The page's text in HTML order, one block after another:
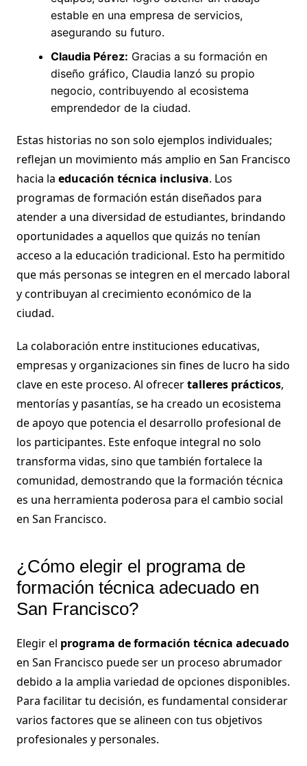
estable en una empresa de servicios,
asegurando su futuro.
Claudia Pérez: Gracias a su formación en
diseño gráfico, Claudia lanzó su propio
negocio, contribuyendo al ecosistema
emprendedor de la ciudad.
Estas historias no son solo ejemplos individuales;
reflejan un movimiento más amplio en San Francisco
hacia la educación técnica inclusiva. Los
programas de formación están diseñados para
atender a una diversidad de estudiantes, brindando
oportunidades a aquellos que quizás no tenían
acceso a la educación tradicional. Esto ha permitido
que más personas se integren en el mercado laboral
y contribuyan al crecimiento económico de la
ciudad.
La colaboración entre instituciones educativas,
empresas y organizaciones sin fines de lucro ha sido
clave en este proceso. Al ofrecertalleres prácticos,
mentorías y pasantías, se ha creado un ecosistema
de apoyo que potencia el desarrollo profesional de
los participantes. Este enfoque integral no solo
transforma vidas, sino que también fortalece la
comunidad, demostrando que la formación técnica
es una herramienta poderosa para el cambio social
en San Francisco.
¿Cómo elegir el programa de
formación técnica adecuado en
San Francisco?
Elegir el programa de formación técnica adecuado
en San Francisco puede ser un proceso abrumador
debido a la amplia variedad de opciones disponibles.
Para facilitar tu decisión, es fundamental considerar
varios factores que se alineen con tus objetivos
profesionales y personales.